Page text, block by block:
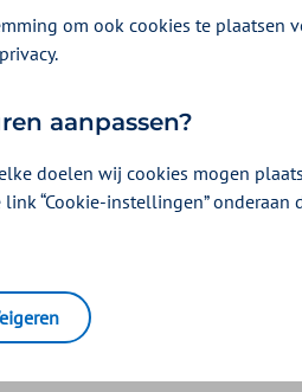
Kruis voldoet aan de normen die
worden betaald volgens
Ja
om ook cookies te plaatsen
aanpassen?
doelen wij cookies mogen
“Cookie-instellingen” onderaan